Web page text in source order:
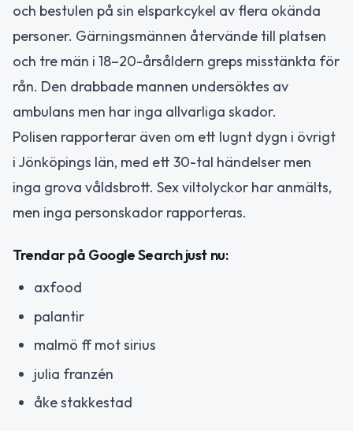
och bestulen på sin elsparkcykel av flera okända
personer. Gärningsmännen återvände till platsen
och tre män i 18–20-årsåldern greps misstänkta för
rån. Den drabbade mannen undersöktes av
ambulans men har inga allvarliga skador.
Polisen rapporterar även om ett lugnt dygn i övrigt
i Jönköpings län, med ett 30-tal händelser men
inga grova våldsbrott. Sex viltolyckor har anmälts,
men inga personskador rapporteras.
Trendar på Google Search just nu:
axfood
palantir
malmö ff mot sirius
julia franzén
åke stakkestad